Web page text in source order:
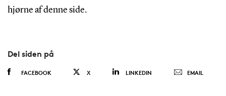
hjørne af denne side.
Del siden på
FACEBOOK X LINKEDIN EMAIL